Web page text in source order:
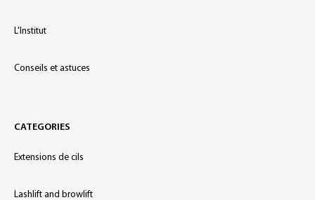
L'Institut
Conseils et astuces
CATEGORIES
Extensions de cils
Lashlift and browlift